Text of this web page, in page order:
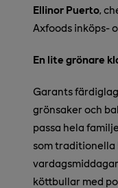
Ellinor Puerto ,
Axfoods inköps-
En lite grönare
Garants
grönsaker och
passa hela
som
köttbullar med